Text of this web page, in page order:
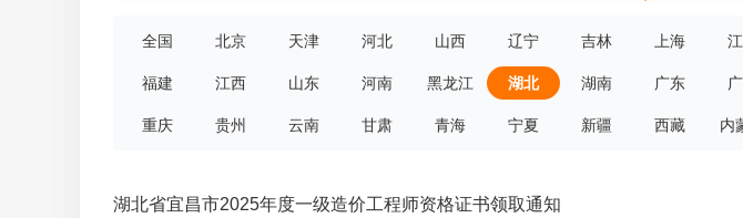
全国 北京 天津 河北 山西 辽宁 吉林 上海
福建 江西 山东 河南 黑龙江 湖北 湖南 广东
重庆 贵州 云南 甘肃 青海 宁夏 新疆 西藏 内
湖北省宜昌市2025年度一级造价工程师资格证书领取通知